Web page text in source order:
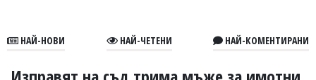
В
НАЙ-НОВИ НАЙ-ЧЕТЕНИ НАЙ-КОМЕНТИРАНИ